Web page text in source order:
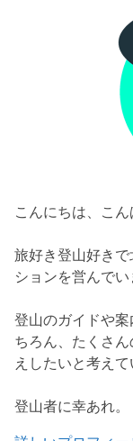
こんにちは、こん
旅好き登山好き
ションを営んでい
登山のガイドや
ちろん、たくさ
えしたいと考えて
登山者に幸あれ。